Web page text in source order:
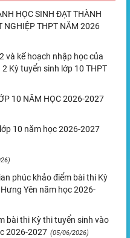
HỌC SINH ĐẠT THÀNH
NGHIỆP THPT NĂM 2026
và kế hoạch nhập học của
Kỳ tuyển sinh lớp 10 THPT
10 NĂM HỌC 2026-2027
10 năm học 2026-2027
phúc khảo điểm bài thi Kỳ
Yên năm học 2026-
bài thi Kỳ thi tuyển sinh vào
2026-2027 (05/06/2026)